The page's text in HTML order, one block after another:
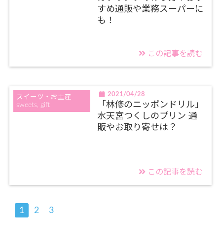
すめ通販や業務スーパーに
も！
この記事を読む
スイーツ・お土産
sweets, gift
2021/04/28
「林修のニッポンドリル」
水天宮つくしのプリン 通
販やお取り寄せは？
この記事を読む
1 2 3